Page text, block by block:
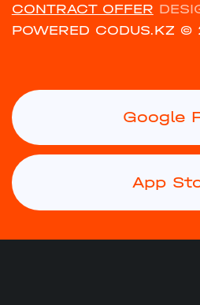
CONTRACT OFFER
POWERED CODUS.KZ ©
Google
App